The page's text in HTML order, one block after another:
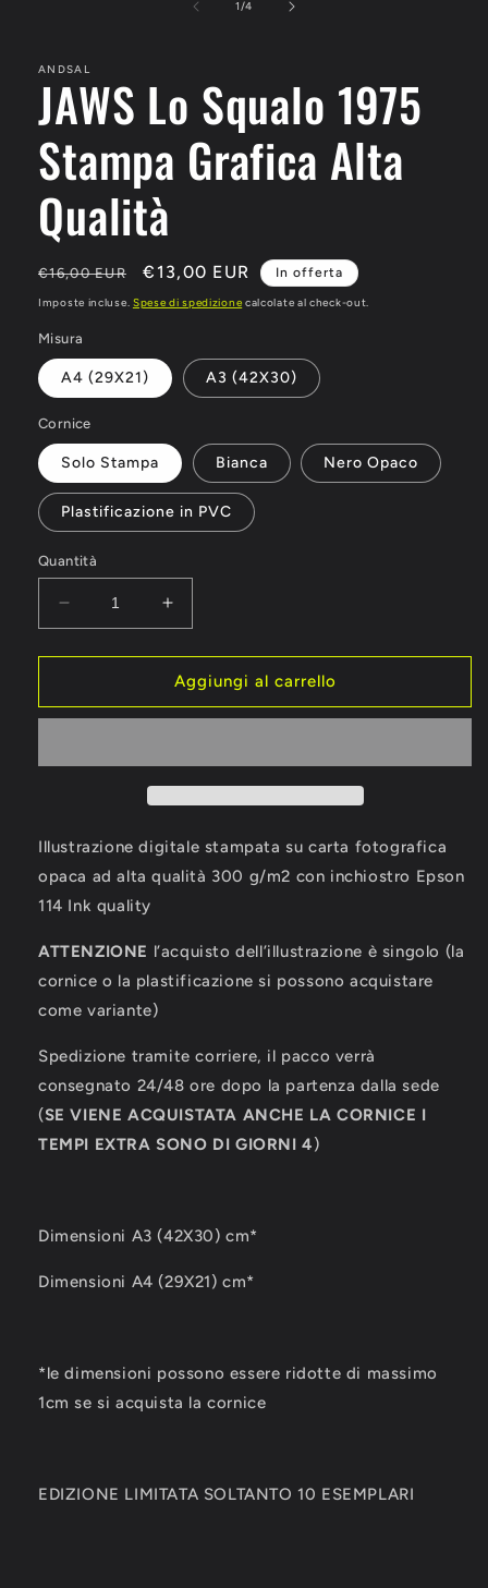
modale
1/su
4
ANDSAL
JAWS Lo Squalo 1975
Stampa Grafica Alta
Qualità
Prezzo
di
€16,00 EUR
Prezzo
scontato
€13,00 EUR In offerta
Imposte incluse. Spese di spedizione calcolate al check-out.
Misura
A4 (29X21) A3 (42X30)
Cornice
Solo Stampa Bianca Nero Opaco
Plastificazione in PVC
Quantità
Diminuisci
quantità
per
Lo
Stampa
Qualità
Aumenta
quantità
per
JAWS
Lo
Stampa
Qualità
Aggiungi al carrello
Illustrazione digitale stampata su carta fotografica
opaca ad alta qualità 300 g/m2 con inchiostro Epson
114 Ink quality
ATTENZIONE l’acquisto dell’illustrazione è singolo (la
cornice o la plastificazione si possono acquistare
come variante)
Spedizione tramite corriere, il pacco verrà
consegnato 24/48 ore dopo la partenza dalla sede
(SE VIENE ACQUISTATA ANCHE LA CORNICE I
TEMPI EXTRA SONO DI GIORNI 4)
Dimensioni A3 (42X30) cm*
Dimensioni A4 (29X21) cm*
*le dimensioni possono essere ridotte di massimo
1cm se si acquista la cornice
EDIZIONE LIMITATA SOLTANTO 10 ESEMPLARI